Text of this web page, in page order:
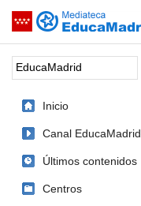
Saltar navegación
Palabra o frase:
Inicio
Canal EducaMadrid
Últimos contenidos
Centros